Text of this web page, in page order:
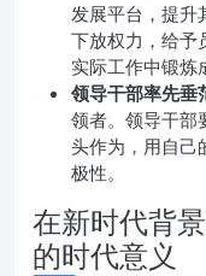
发展平台，提升
下放权力，给予
实际工作中锻炼
领导干部率先垂
领者。领导干部
头作为，用自己
极性。
在新时代背
的时代意义